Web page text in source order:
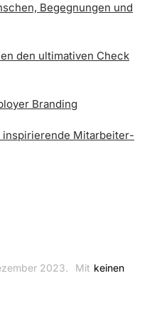
Begegnungen und
den ultimativen Check
Branding
inspirierende Mitarbeiter­
2023. Mit keinen